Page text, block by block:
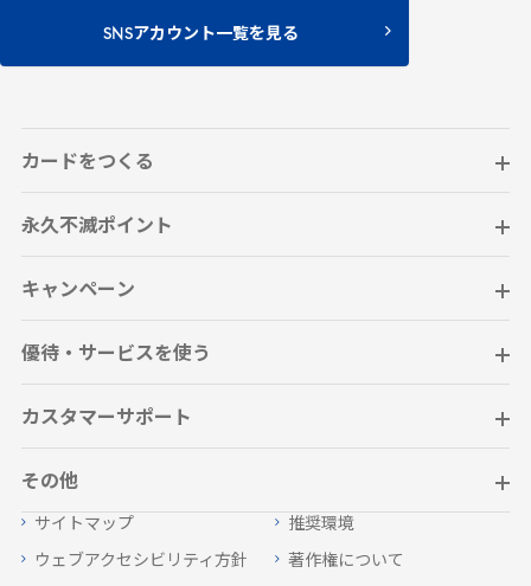
SNSアカウント一覧を見る
カードをつくる
永久不滅ポイント
キャンペーン
優待・サービスを使う
カスタマーサポート
その他
サイトマップ 推奨環境
ウェブアクセシビリティ方針 著作権について